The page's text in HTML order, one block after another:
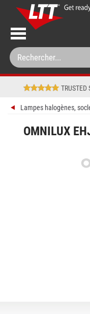
TRUSTED
Lampes halogènes,
OMNILUX